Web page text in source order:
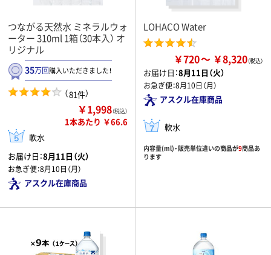
つながる天然水 ミネラルウォ
ーター 310ml 1箱（30本入） オ
リジナル
35万回購入いただきました！
（81件）
￥1,998（税込）
1本あたり ￥66.6
軟水
お届け日：8月11日（火）
お急ぎ便：8月10日（月）
アスクル在庫商品
LOHACO Water
￥720 ￥8,320
お届け日：8月11日（火）
お急ぎ便：8月10日（月）
アスクル在庫商品
軟水
内容量(ml)・販売単位違いの商品が9商品あ
ります